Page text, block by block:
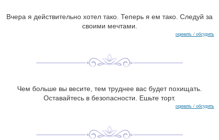
Вчера я действительно хотел тако. Теперь я ем тако. Следуй за
своими мечтами.
оценить / обсудить
Чем больше вы весите, тем труднее вас будет похищать.
Оставайтесь в безопасности. Ешьте торт.
оценить / обсудить